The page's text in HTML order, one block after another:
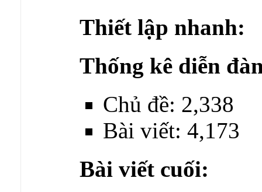
Thiết lập nhanh:
Thống kê diễn
Chủ đề: 2,338
Bài viết: 4,173
Bài viết cuối: